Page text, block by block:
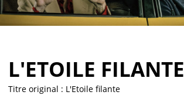
L'ETOILE FILANTE
Titre original : L'Etoile filante